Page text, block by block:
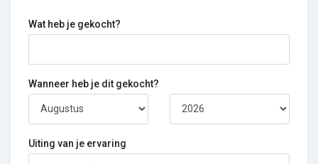
Wat heb je gekocht?
Wanneer heb je dit gekocht?
Uiting van je ervaring